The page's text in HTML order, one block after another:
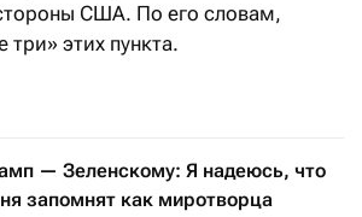
США. По его словам,
этих пункта.
— Зеленскому: Я надеюсь, что
запомнят как миротворца